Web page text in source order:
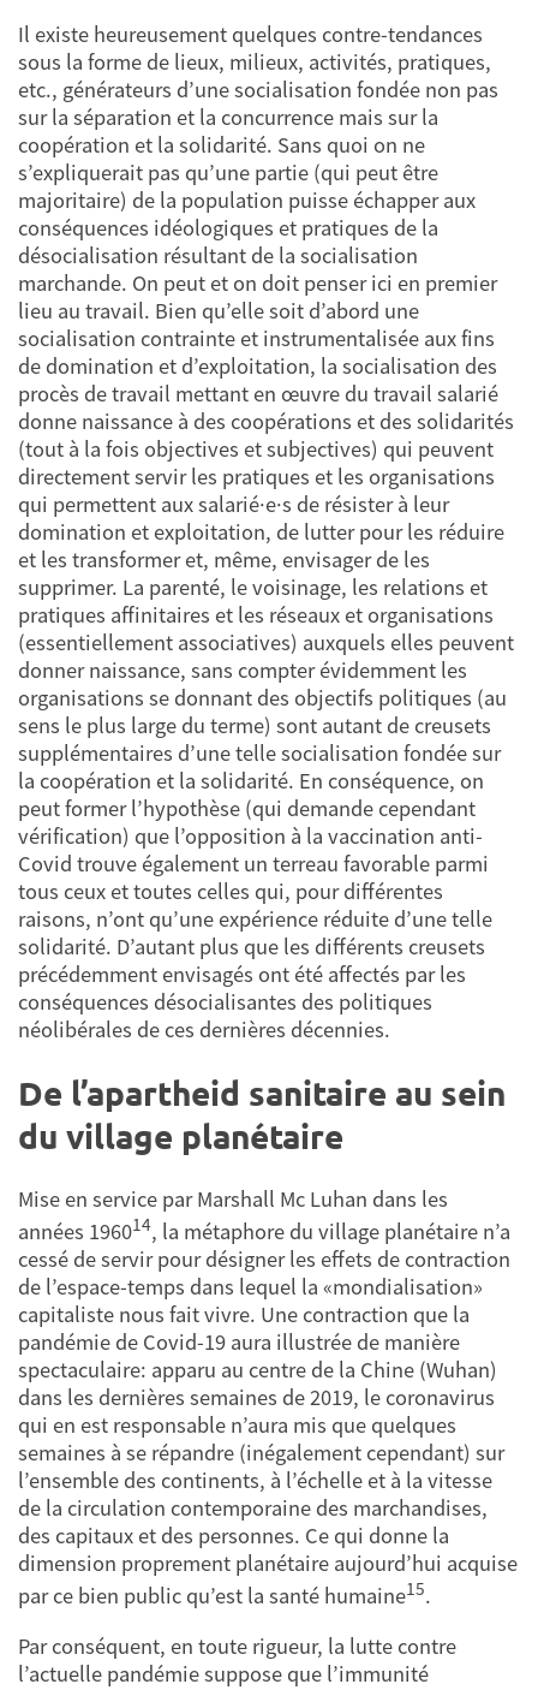
Il existe heureusement quelques contre-tendances
sous la forme de lieux, milieux, activités, pratiques,
etc., générateurs d’une socialisation fondée non pas
sur la séparation et la concurrence mais sur la
coopération et la solidarité. Sans quoi on ne
s’expliquerait pas qu’une partie (qui peut être
majoritaire) de la population puisse échapper aux
conséquences idéologiques et pratiques de la
désocialisation résultant de la socialisation
marchande. On peut et on doit penser ici en premier
lieu au travail. Bien qu’elle soit d’abord une
socialisation contrainte et instrumentalisée aux fins
de domination et d’exploitation, la socialisation des
procès de travail mettant en œuvre du travail salarié
donne naissance à des coopérations et des solidarités
(tout à la fois objectives et subjectives) qui peuvent
directement servir les pratiques et les organisations
qui permettent aux salarié·e·s de résister à leur
domination et exploitation, de lutter pour les réduire
et les transformer et, même, envisager de les
supprimer. La parenté, le voisinage, les relations et
pratiques affinitaires et les réseaux et organisations
(essentiellement associatives) auxquels elles peuvent
donner naissance, sans compter évidemment les
organisations se donnant des objectifs politiques (au
sens le plus large du terme) sont autant de creusets
supplémentaires d’une telle socialisation fondée sur
la coopération et la solidarité. En conséquence, on
peut former l’hypothèse (qui demande cependant
vérification) que l’opposition à la vaccination anti-
Covid trouve également un terreau favorable parmi
tous ceux et toutes celles qui, pour différentes
raisons, n’ont qu’une expérience réduite d’une telle
solidarité. D’autant plus que les différents creusets
précédemment envisagés ont été affectés par les
conséquences désocialisantes des politiques
néolibérales de ces dernières décennies.
De l’apartheid sanitaire au sein
du village planétaire
Mise en service par Marshall Mc Luhan dans les
années 196014, la métaphore du village planétaire n’a
cessé de servir pour désigner les effets de contraction
de l’espace-temps dans lequel la «mondialisation»
capitaliste nous fait vivre. Une contraction que la
pandémie de Covid-19 aura illustrée de manière
spectaculaire: apparu au centre de la Chine (Wuhan)
dans les dernières semaines de 2019, le coronavirus
qui en est responsable n’aura mis que quelques
semaines à se répandre (inégalement cependant) sur
l’ensemble des continents, à l’échelle et à la vitesse
de la circulation contemporaine des marchandises,
des capitaux et des personnes. Ce qui donne la
dimension proprement planétaire aujourd’hui acquise
par ce bien public qu’est la santé humaine15.
Par conséquent, en toute rigueur, la lutte contre
l’actuelle pandémie suppose que l’immunité